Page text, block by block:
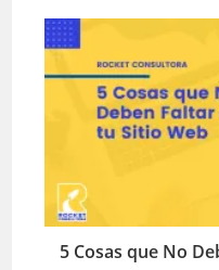
5 Cosas que No